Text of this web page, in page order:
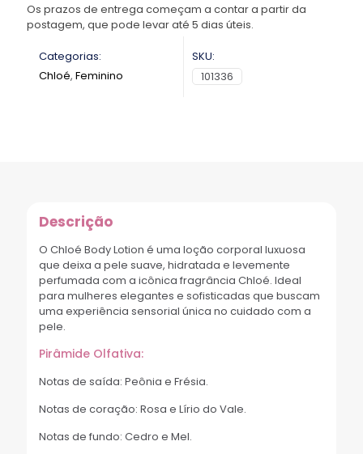
Os prazos de entrega começam a contar a partir da
postagem, que pode levar até 5 dias úteis.
Categorias:
Chloé, Feminino
SKU:
101336
Descrição
O Chloé Body Lotion é uma loção corporal luxuosa
que deixa a pele suave, hidratada e levemente
perfumada com a icônica fragrância Chloé. Ideal
para mulheres elegantes e sofisticadas que buscam
uma experiência sensorial única no cuidado com a
pele.
Pirâmide Olfativa:
Notas de saída: Peônia e Frésia.
Notas de coração: Rosa e Lírio do Vale.
Notas de fundo: Cedro e Mel.